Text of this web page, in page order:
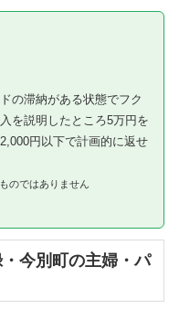
の滞納がある状態でフク
を説明したところ5万円を
円以下で計画的に返せ
のではありません
今別町の主婦・パ